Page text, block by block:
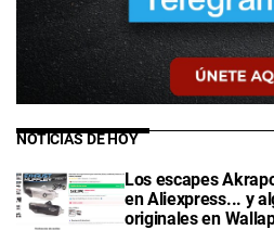
NOTICIAS DE HOY
Los escapes
en Aliexpress... y
originales en